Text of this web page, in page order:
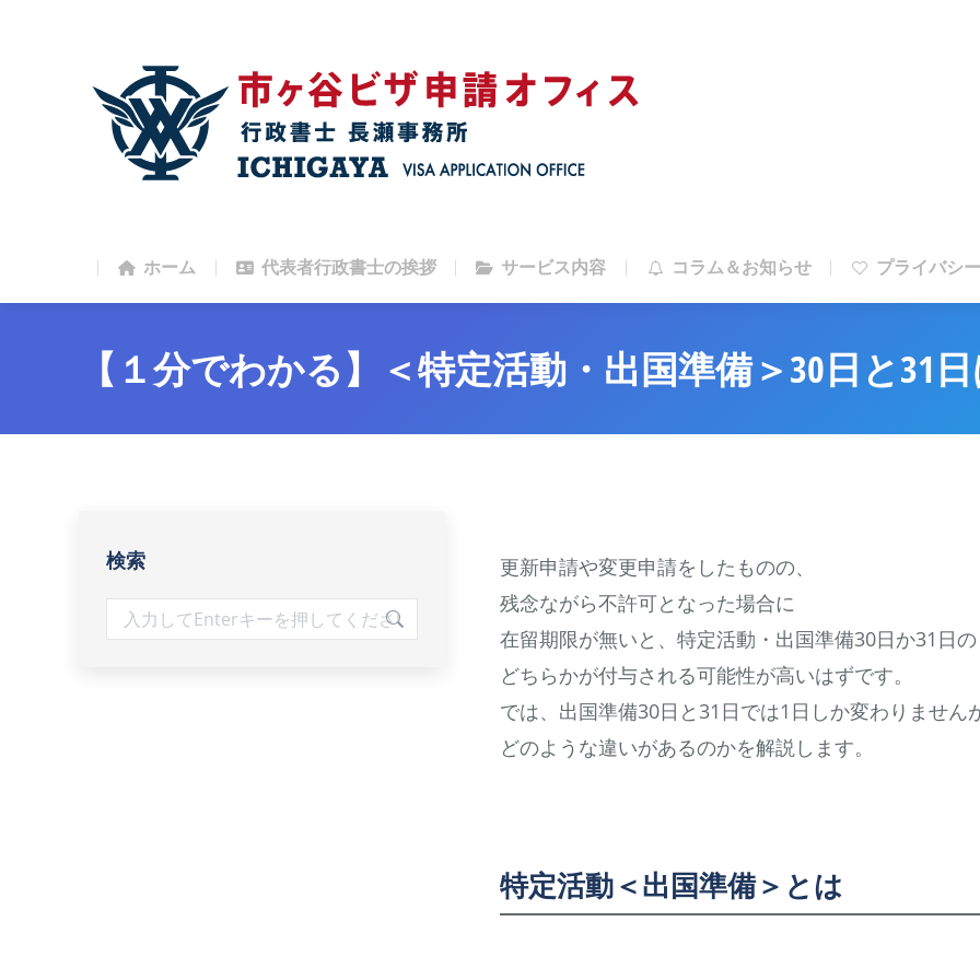
ホーム 代表者行政書士の挨拶 サービス内容 コラム＆お知らせ プライバシ
【１分でわかる】＜特定活動・出国準備＞30日と31
更新申請や変更申請をしたものの、
残念ながら不許可となった場合に
在留期限が無いと、特定活動・出国準備30日か31日の
どちらかが付与される可能性が高いはずです。
では、出国準備30日と31日では1日しか変わりません
どのような違いがあるのかを解説します。
特定活動＜出国準備＞とは
検索
索: